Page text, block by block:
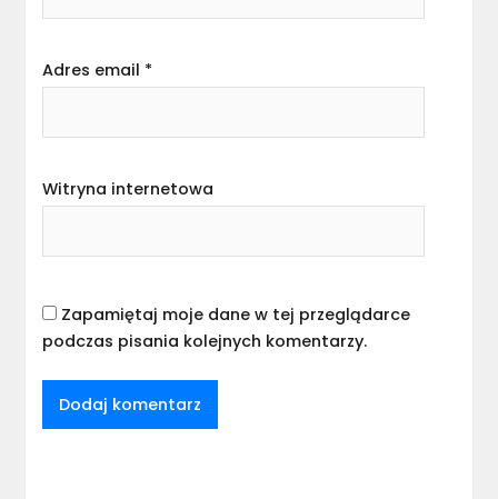
Adres email *
Witryna internetowa
Zapamiętaj moje dane w tej przeglądarce
podczas pisania kolejnych komentarzy.